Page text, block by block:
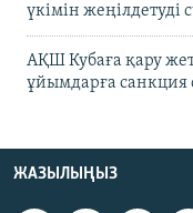
үкімін жеңілдетуді
АҚШ Кубаға қару
ұйымдарға санкция
ЖАЗЫЛЫҢЫЗ